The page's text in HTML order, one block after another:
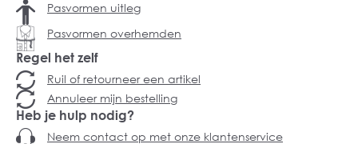
Pasvormen uitleg
Pasvormen overhemden
Regel het zelf
Ruil of retourneer een artikel
Annuleer mijn bestelling
Heb je hulp nodig?
Neem contact op met onze klantenservice